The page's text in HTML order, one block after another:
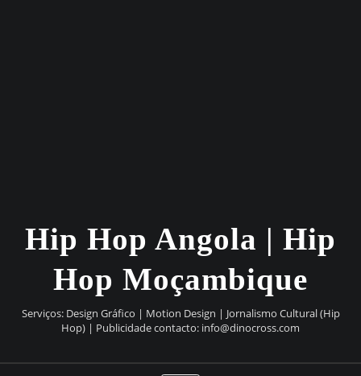
Hip Hop Angola | Hip
Hop Moçambique
Serviços: Design Gráfico | Motion Design | Jornalismo Cultural (Hip
Hop) | Publicidade contacto: info@dinocross.com